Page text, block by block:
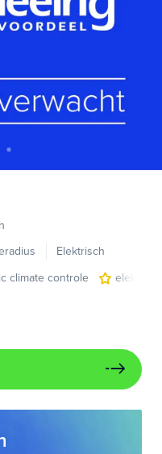
Elektrisch
climate controle